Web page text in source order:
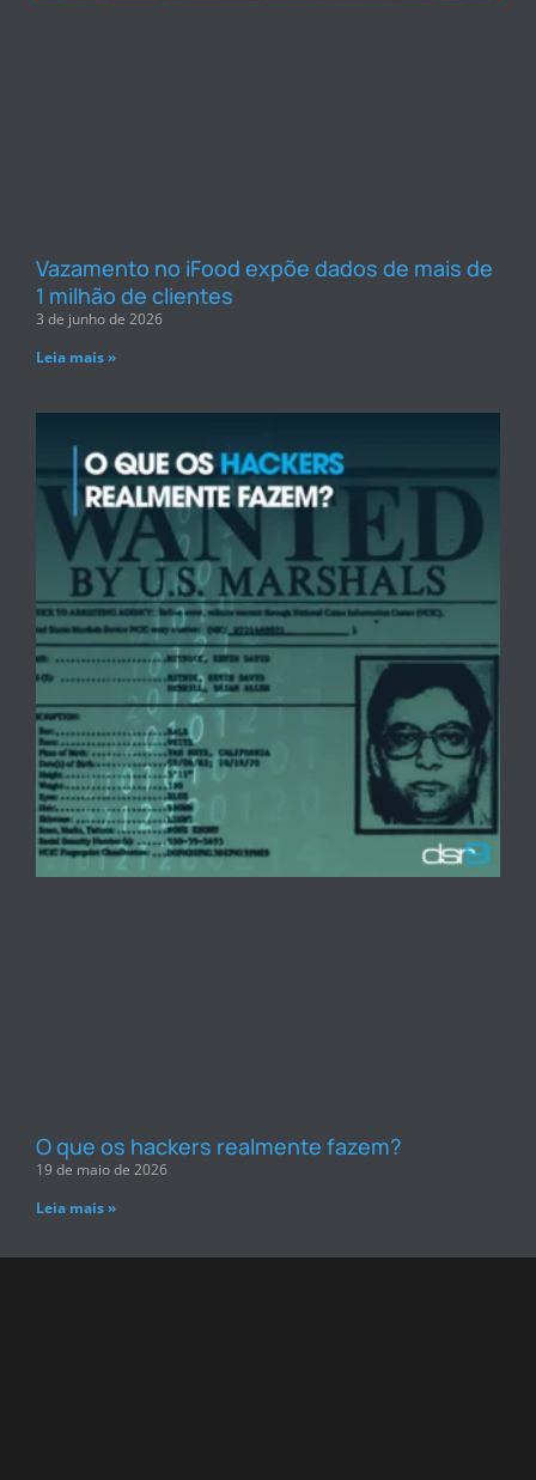
Vazamento no iFood expõe dados de mais de
1 milhão de clientes
3 de junho de 2026
Leia mais »
O que os hackers realmente fazem?
19 de maio de 2026
Leia mais »